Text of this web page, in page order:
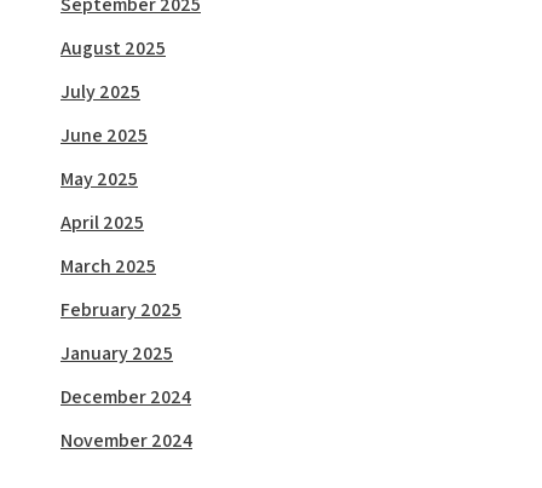
August 2025
July 2025
June 2025
May 2025
April 2025
March 2025
February 2025
January 2025
December 2024
November 2024